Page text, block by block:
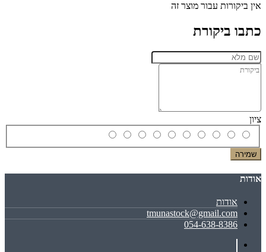
אין ביקורות עבור מוצר זה
כתבו ביקורת
ציון
שמירה
אודות
אודות
tmunastock@gmail.com
054-638-8386